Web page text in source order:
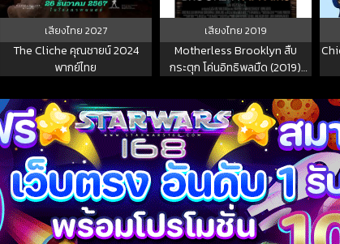
เสียงไทย 2027
The Cliche คุณชายน์ 2024
พากย์ไทย
เสียงไทย 2019
Motherless Brooklyn สืบ
กระตุก โค่นอิทธิพลมืด (2019)